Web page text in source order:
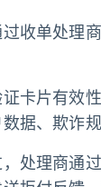
收单处理
卡片有效
据、欺诈
处理商通